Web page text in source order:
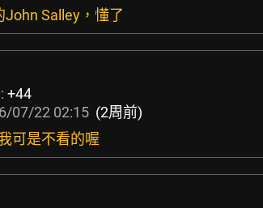
John Salley，懂了
+44
07/22 02:15 (2周前)
可是不看的喔